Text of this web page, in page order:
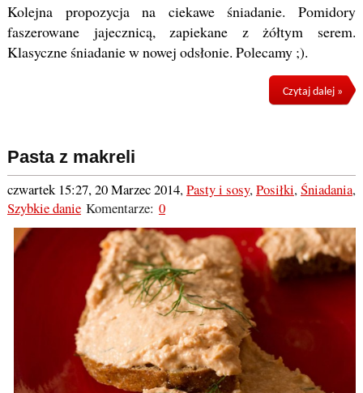
Kolejna propozycja na ciekawe śniadanie. Pomidory
faszerowane jajecznicą, zapiekane z żółtym serem.
Klasyczne śniadanie w nowej odsłonie. Polecamy ;).
Czytaj dalej »
Pasta z makreli
czwartek 15:27, 20 Marzec 2014, Pasty i sosy, Posiłki, Śniadania,
Szybkie danieKomentarze: 0